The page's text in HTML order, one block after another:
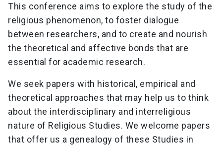
This conference aims to explore the study of the
religious phenomenon, to foster dialogue
between researchers, and to create and nourish
the theoretical and affective bonds that are
essential for academic research.
We seek papers with historical, empirical and
theoretical approaches that may help us to think
about the interdisciplinary and interreligious
nature of Religious Studies. We welcome papers
that offer us a genealogy of these Studies in